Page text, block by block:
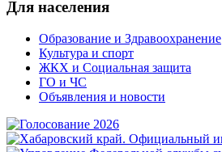
Для населения
Образование и Здравоохранение
Культура и спорт
ЖКХ и Социальная защита
ГО и ЧС
Объявления и новости